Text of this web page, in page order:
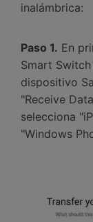
inalámbrica:󠀲󠀡󠀤󠀥󠀠󠀤󠀡󠀥󠀥
Paso 1. En
Smart
dispositivo
"Receive
selecciona
"Windows